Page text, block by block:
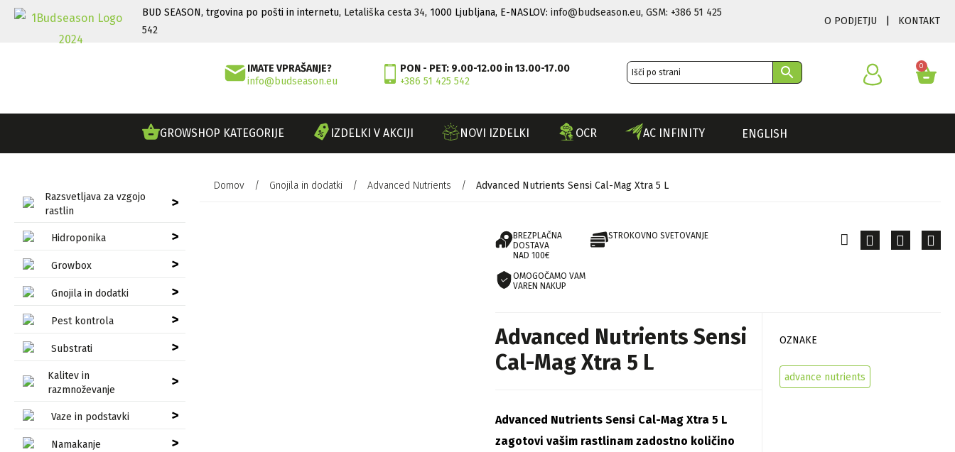
BUD SEASON, trgovina po pošti in internetu, Letališka cesta 34, 1000 Ljubljana, E-NASLOV: info@budseason.eu, GSM: +386 51 425
542
O PODJETJU KONTAKT
IMATE VPRAŠANJE?
info@budseason.eu
PON - PET: 9.00-12.00 in 13.00-17.00
+386 51 425 542
0
GROWSHOP KATEGORIJE IZDELKI V AKCIJI NOVI IZDELKI OCR AC INFINITY ENGLISH
Razsvetljava za vzgojo
rastlin
>
Hidroponika >
Growbox >
Gnojila in dodatki >
Pest kontrola >
Substrati >
Kalitev in
razmnoževanje
>
Vaze in podstavki >
Namakanje >
Domov / Gnojila in dodatki / Advanced Nutrients / Advanced Nutrients Sensi Cal-Mag Xtra 5 L
BREZPLAČNA
DOSTAVA
NAD 100€
STROKOVNO SVETOVANJE
OMOGOČAMO VAM
VAREN NAKUP
Advanced Nutrients Sensi
Cal-Mag Xtra 5 L
Advanced Nutrients Sensi Cal-Mag Xtra 5 L
zagotovi vašim rastlinam zadostno količino
OZNAKE
advance nutrients